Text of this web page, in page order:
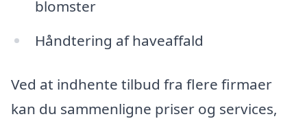
blomster
Håndtering af haveaffald
Ved at indhente tilbud fra flere firmaer
kan du sammenligne priser og services,